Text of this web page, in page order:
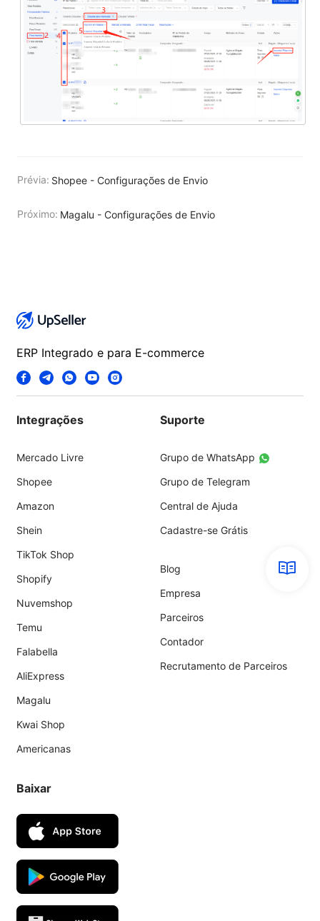
Prévia: Shopee - Configurações de Envio
Próximo: Magalu - Configurações de Envio
ERP Integrado e para E-commerce
Integrações
Mercado Livre
Shopee
Amazon
Shein
TikTok Shop
Shopify
Nuvemshop
Temu
Falabella
AliExpress
Magalu
Kwai Shop
Americanas
Suporte
Grupo de WhatsApp
Grupo de Telegram
Central de Ajuda
Cadastre-se Grátis
Blog
Empresa
Parceiros
Contador
Recrutamento de Parceiros
Baixar